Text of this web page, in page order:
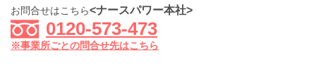
お問合せはこちら<ナースパワー本社>
0120-573-473
※事業所ごとの問合せ先はこちら